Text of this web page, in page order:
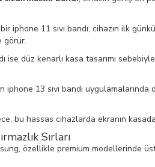
iphone 11 sıvı bandı, cihazın ilk
görür.
ise düz kenarlı kasa tasarımı
13 sıvı bandı
bu hassas cihazlarda ekranın
Sırları
özellikle premium modellerinde